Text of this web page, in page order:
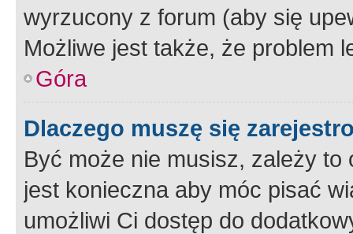
wyrzucony z forum (aby się
Możliwe jest także, że problem
Góra
Dlaczego muszę się
Być może nie musisz, zależy
jest konieczna aby móc pisać
umożliwi Ci dostęp do